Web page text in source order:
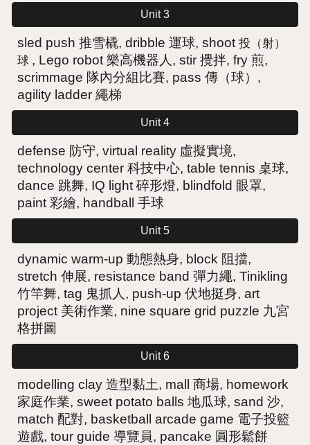
Unit 3
sled push 推雪橇, dribble 運球, shoot投（射）
球 , Lego robot 樂高機器人, stir 攪拌, fry 煎,
scrimmage 隊內分組比賽, pass 傳（球）,
agility ladder 繩梯
Unit 4
defense 防守, virtual reality 虛擬實境,
technology center 科技中心, table tennis 桌球,
dance 跳舞, IQ light 碎形燈, blindfold 眼罩,
paint 彩繪, handball 手球
Unit 5
dynamic warm-up 動態熱身, block 阻擋,
stretch 伸展, resistance band 彈力繩,Tinikling
竹竿舞, tag 鬼抓人, push-up 伏地挺身, art
project 美術作業, nine square grid puzzle 九宮
格拼圖
Unit 6
modelling clay 造型黏土, mall 商場, homework
家庭作業, sweet potato balls 地瓜球, sand 沙,
match 配對, basketball arcade game 電子投籃
遊戲, tour guide 導覽員, pancake 圓形鬆餅